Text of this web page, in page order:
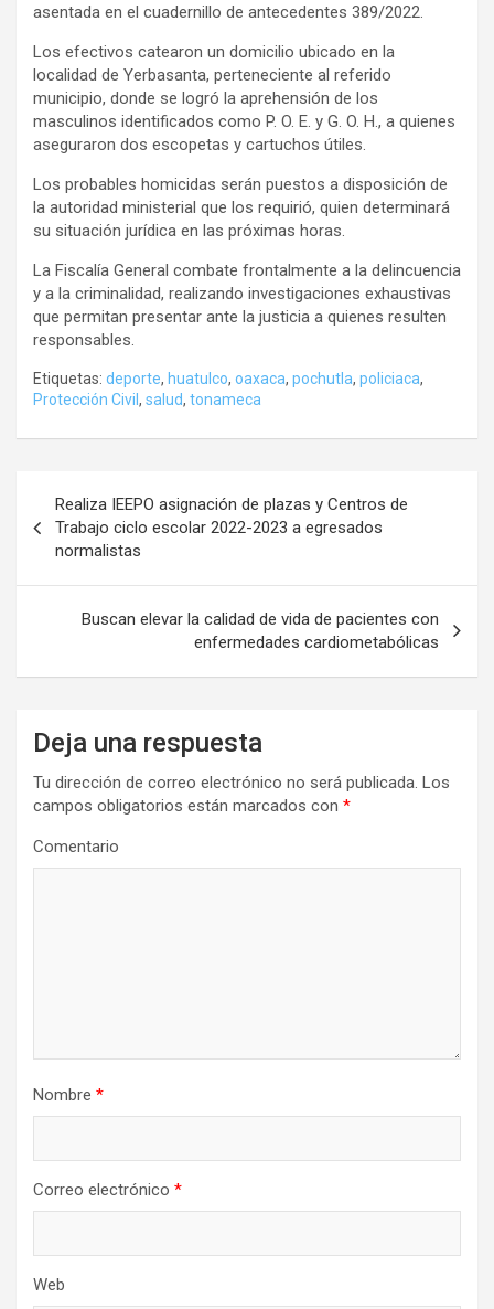
asentada en el cuadernillo de antecedentes 389/2022.
Los efectivos catearon un domicilio ubicado en la
localidad de Yerbasanta, perteneciente al referido
municipio, donde se logró la aprehensión de los
masculinos identificados como P. O. E. y G. O. H., a quienes
aseguraron dos escopetas y cartuchos útiles.
Los probables homicidas serán puestos a disposición de
la autoridad ministerial que los requirió, quien determinará
su situación jurídica en las próximas horas.
La Fiscalía General combate frontalmente a la delincuencia
y a la criminalidad, realizando investigaciones exhaustivas
que permitan presentar ante la justicia a quienes resulten
responsables.
Etiquetas: deporte, huatulco, oaxaca, pochutla, policiaca,
Protección Civil , salud, tonameca
de
entradas
Realiza IEEPO asignación de plazas y Centros de
Trabajo ciclo escolar 2022-2023 a egresados
normalistas
Buscan elevar la calidad de vida de pacientes con
enfermedades cardiometabólicas
Deja una respuesta
Tu dirección de correo electrónico no será publicada. Los
campos obligatorios están marcados con *
Comentario
Nombre *
Correo electrónico *
Web